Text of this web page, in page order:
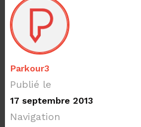
Parkour3
Publié le
17 septembre 2013
Navigation